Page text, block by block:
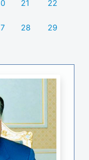
21 22
28 29